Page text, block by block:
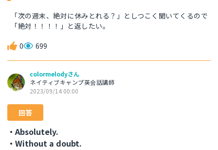
「次の週末、絶対に休みとれる？」としつこく聞いてくるので
「絶対！！！！」と返したい。
0 699
colormelodyさん
ネイティブキャンプ英会話講師
2023/09/14 00:00
回答
・Absolutely.
・Without a doubt.